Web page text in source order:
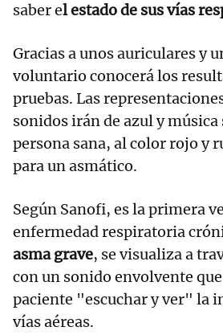
saber el estado de sus vías
Gracias a unos auriculares y
voluntario conocerá los
pruebas. Las
sonidos irán de azul y música
persona sana, al color rojo y
para un asmático.
Según Sanofi, es la primera
enfermedad respiratoria
asma grave, se visualiza a
con un sonido envolvente
paciente "escuchar y ver" la
vías aéreas.